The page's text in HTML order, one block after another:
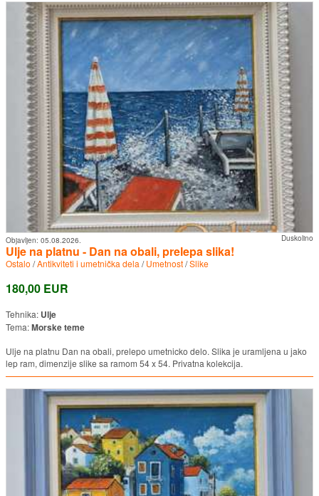
Duskolino
Objavljen: 05.08.2026.
Ulje na platnu - Dan na obali, prelepa slika!
Ostalo /Antikviteti i umetnička dela /Umetnost/Slike
180,00 EUR
Tehnika: Ulje
Tema:Morske teme
Ulje na platnu Dan na obali, prelepo umetnicko delo. Slika je uramljena u jako
lep ram, dimenzije slike sa ramom 54 x 54. Privatna kolekcija.